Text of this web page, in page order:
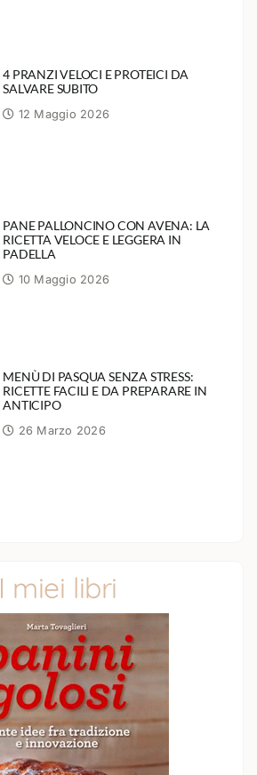
4 PRANZI VELOCI E PROTEICI DA
SALVARE SUBITO
12 Maggio 2026
PANE PALLONCINO CON AVENA: LA
RICETTA VELOCE E LEGGERA IN
PADELLA
10 Maggio 2026
MENÙ DI PASQUA SENZA STRESS:
RICETTE FACILI E DA PREPARARE IN
ANTICIPO
26 Marzo 2026
I miei libri